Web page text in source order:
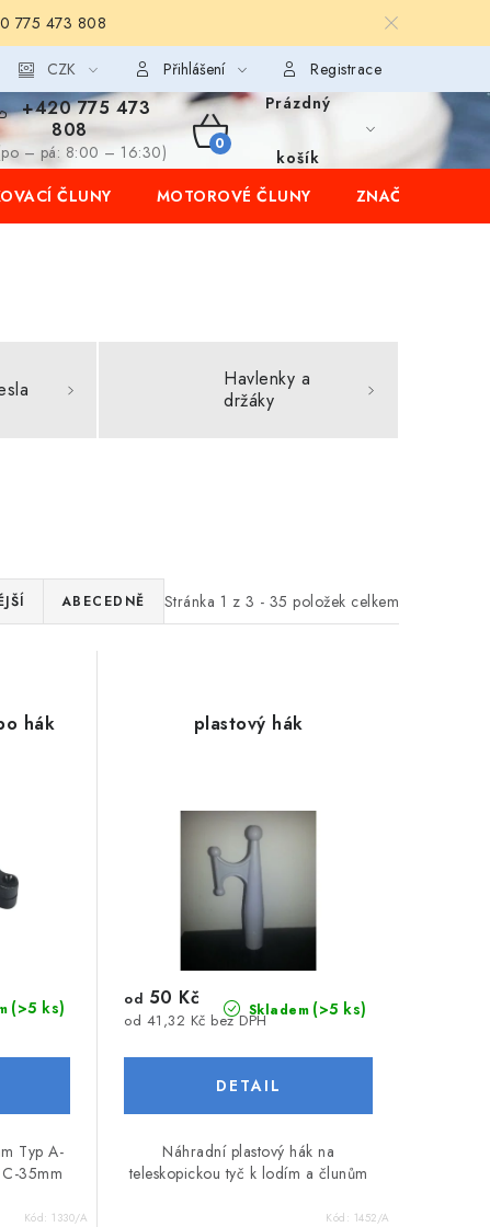
775 473 808
CZK Přihlášení Registrace
+420 775 473
808
– pá: 8:00 – 16:30)
NÁKUPNÍ
KOŠÍK
Prázdný
košík
ČLUNY MOTOROVÉ ČLUNY ZNAČKY
Havlenky a
držáky
Stránka 1 z 3 - 35 položek celkem
ABECEDNĚ
hák
(>5 ks)
Typ A-
35mm
Kód: 1330/A
plastový hák
Skladem (>5 ks)
od 41,32 Kč bez DPH
od 50 Kč
Náhradní plastový hák na
teleskopickou tyč k lodím a člunům
Kód: 1452/A